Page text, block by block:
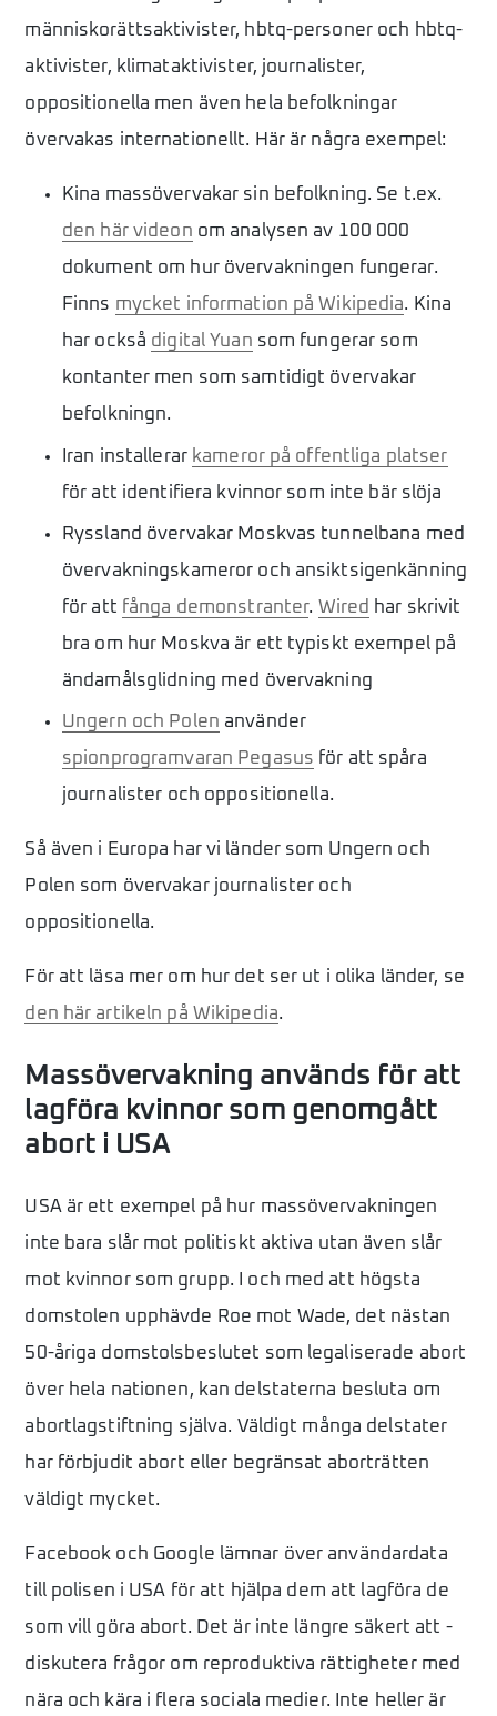
människorättsaktivister, hbtq-personer och hbtq-
aktivister, klimataktivister, journalister,
oppositionella men även hela befolkningar
övervakas internationellt. Här är några exempel:
Kina massövervakar sin befolkning. Se t.ex.
den här videon om analysen av 100 000
dokument om hur övervakningen fungerar.
Finns mycket information på Wikipedia. Kina
har också digital Yuan som fungerar som
kontanter men som samtidigt övervakar
befolkningn.
Iran installerar kameror på offentliga platser
för att identifiera kvinnor som inte bär slöja
Ryssland övervakar Moskvas tunnelbana med
övervakningskameror och ansiktsigenkänning
för att fånga demonstranter. Wired har skrivit
bra om hur Moskva är ett typiskt exempel på
ändamålsglidning med övervakning
Ungern och Polen använder
spionprogramvaran Pegasus för att spåra
journalister och oppositionella.
Så även i Europa har vi länder som Ungern och
Polen som övervakar journalister och
oppositionella.
För att läsa mer om hur det ser ut i olika länder, se
den här artikeln på Wikipedia.
Massövervakning används för att
lagföra kvinnor som genomgått
abort i USA
USA är ett exempel på hur massövervakningen
inte bara slår mot politiskt aktiva utan även slår
mot kvinnor som grupp. I och med att högsta
domstolen upphävde Roe mot Wade, det nästan
50-åriga domstolsbeslutet som legaliserade abort
över hela nationen, kan delstaterna besluta om
abortlagstiftning själva. Väldigt många delstater
har förbjudit abort eller begränsat aborträtten
väldigt mycket.
Facebook och Google lämnar över användardata
till polisen i USA för att hjälpa dem att lagföra de
som vill göra abort. Det är inte längre säkert att ­
diskutera frågor om reproduktiva rättigheter med
nära och kära i flera sociala medier. Inte heller är